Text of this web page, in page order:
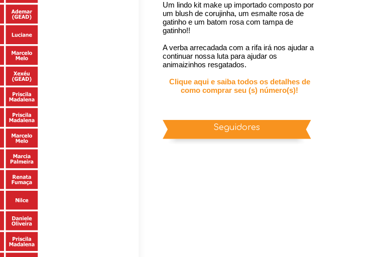
Um lindo kit make up importado composto por
um blush de corujinha, um esmalte rosa de
gatinho e um batom rosa com tampa de
gatinho!!
A verba arrecadada com a rifa irá nos ajudar a
continuar nossa luta para ajudar os
animaizinhos resgatados.
Clique aqui e saiba todos os detalhes de
como comprar seu (s) número(s)!
Seguidores